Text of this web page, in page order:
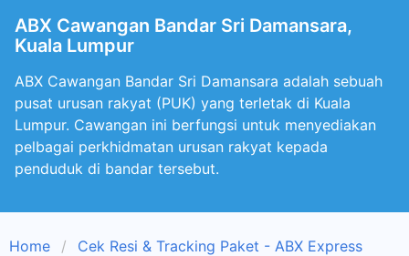
ABX Cawangan Bandar Sri Damansara,
Kuala Lumpur
ABX Cawangan Bandar Sri Damansara adalah sebuah
pusat urusan rakyat (PUK) yang terletak di Kuala
Lumpur. Cawangan ini berfungsi untuk menyediakan
pelbagai perkhidmatan urusan rakyat kepada
penduduk di bandar tersebut.
Home
Cek Resi & Tracking Paket - ABX Express